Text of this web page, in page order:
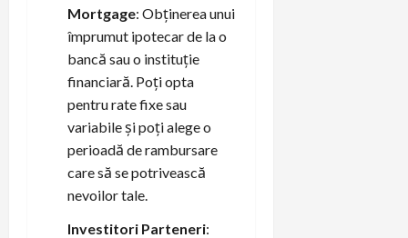
Mortgage: Obținerea unui
împrumut ipotecar de la o
bancă sau o instituție
financiară. Poți opta
pentru rate fixe sau
variabile și poți alege o
perioadă de rambursare
care să se potrivească
nevoilor tale.
Investitori Parteneri: